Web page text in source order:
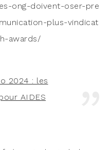
​o​n​g​-​d​o​i​v​e​n​t​-​o​s​e​r​-​p​r​e​
​p​l​u​s​-​v​i​n​d​i​c​a​t​
​a​w​a​r​ds/
2024 : les
AIDES